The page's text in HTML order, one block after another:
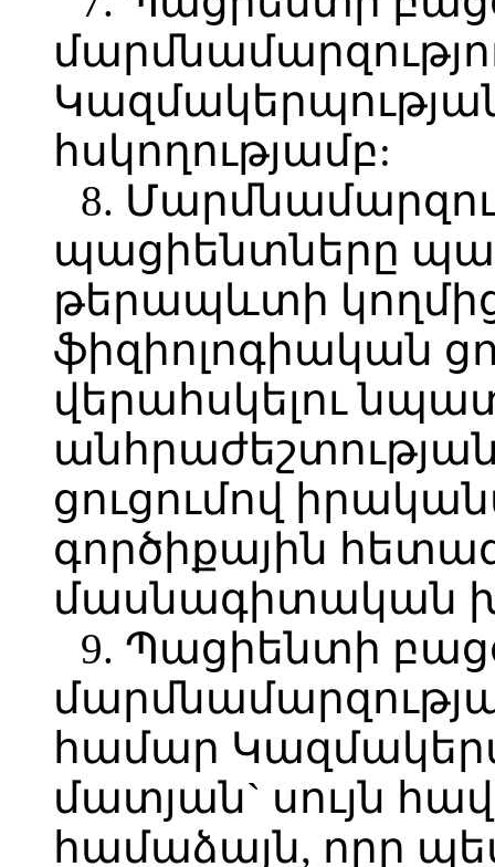
հսկողությամբ:
8.
պացիենտները
թերապևտի
ֆիզիոլոգիական
վերահսկելու
ցուցումով
գործիքային
մասնագիտական
9. Պացիենտի
համար
մատյան` սույն
համաձայն, որը